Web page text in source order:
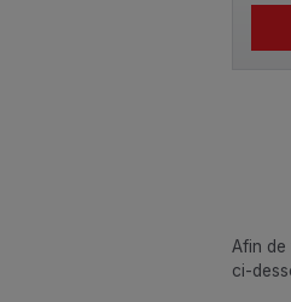
Afin de
ci-